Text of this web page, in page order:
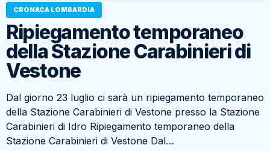
CRONACA LOMBARDIA
Ripiegamento temporaneo
della Stazione Carabinieri di
Vestone
Dal giorno 23 luglio ci sarà un ripiegamento temporaneo
della Stazione Carabinieri di Vestone presso la Stazione
Carabinieri di Idro Ripiegamento temporaneo della
Stazione Carabinieri di Vestone Dal…